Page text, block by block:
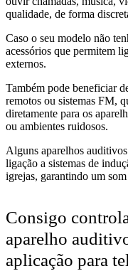
qualidade, de forma
Caso o seu modelo não
acessórios que permitem
externos.
Também pode beneficiar
remotos ou sistemas FM,
diretamente para os
ou ambientes ruidosos.
Alguns aparelhos
ligação a sistemas de
igrejas, garantindo um
Consigo
aparelho
aplicação para